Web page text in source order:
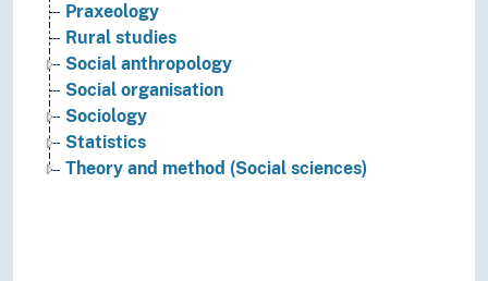
Praxeology
Rural studies
Social anthropology
Social organisation
Sociology
Statistics
Theory and method (Social sciences)